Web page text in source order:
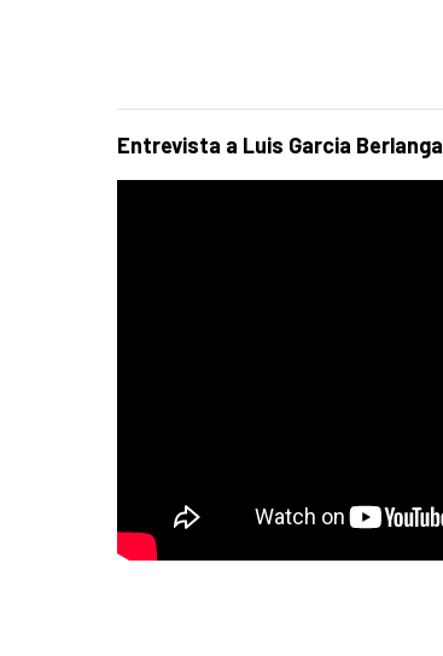
Entrevista a Luis Garcia Berlanga